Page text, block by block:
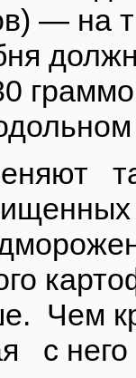
— на
Чем
с него